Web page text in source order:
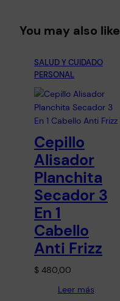
You may also like
SALUD Y CUIDADO
PERSONAL
Cepillo
Alisador
Planchita
Secador 3
En 1
Cabello
Anti Frizz
$ 480,00
Leer más